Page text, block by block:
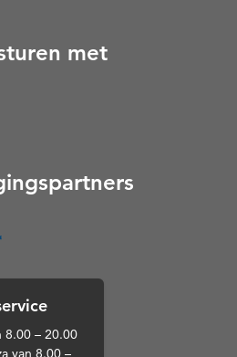
met
(Opent in een nieuw tabblad)
8.00 – 20.00
van 8.00 –